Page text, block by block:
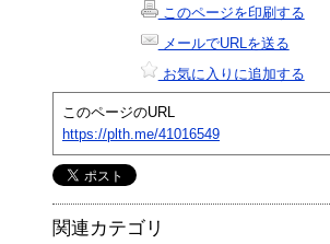
このページを印刷する
メールでURLを送る
お気に入りに追加する
このページのURL
https://plth.me/41016549
関連カテゴリ